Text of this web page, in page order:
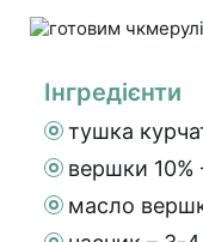
Інгредієнти
тушка
вершки 10%
масло